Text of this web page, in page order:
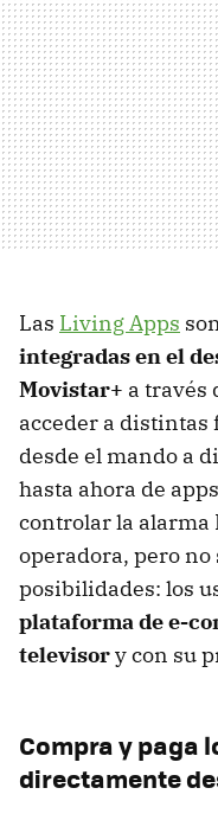
Las Living Apps
integradas en el
Movistar+ a través
acceder a
desde el mando a
hasta ahora de
controlar la alarma
operadora, pero no
posibilidades: los
plataforma de e-
televisory con su
Compra y paga
directamente